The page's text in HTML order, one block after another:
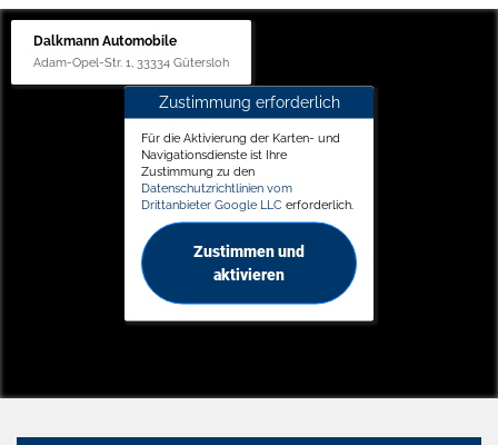
Dalkmann Automobile
Adam-Opel-Str. 1, 33334 Gütersloh
Zustimmung erforderlich
Für die Aktivierung der Karten- und
Navigationsdienste ist Ihre
Zustimmung zu den
Datenschutzrichtlinien vom
Drittanbieter Google LLC erforderlich.
Zustimmen und
aktivieren